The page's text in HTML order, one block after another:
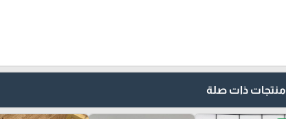
منتجات ذات صلة